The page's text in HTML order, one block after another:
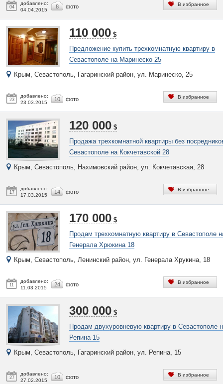
04
добавлено:
04.04.2015
8 фото В избранное
23
добавлено:
23.03.2015
10 фото
110 000 $
Предложение купить трехкомнатную квартиру в
Севастополе на Маринеско 25
Крым, Севастополь, Гагаринский район, ул. Маринеско, 25
В избранное
17
добавлено:
17.03.2015
14 фото
120 000 $
Продажа трехкомнатной квартиры без
Севастополе на Кокчетавской 28
Крым, Севастополь, Нахимовский район, ул. Кокчетавская, 28
В избранное
11
добавлено:
11.03.2015
24 фото
170 000 $
Продам трехкомнатную квартиру в Севастополе
Генерала Хрюкина 18
Крым, Севастополь, Ленинский район, ул. Генерала Хрукина, 18
В избранное
27
добавлено:
27.02.2015
10 фото
300 000 $
Продам двухуровневую квартиру в Севастополе
Репина 15
Крым, Севастополь, Гагаринский район, ул. Репина, 15
В избранное